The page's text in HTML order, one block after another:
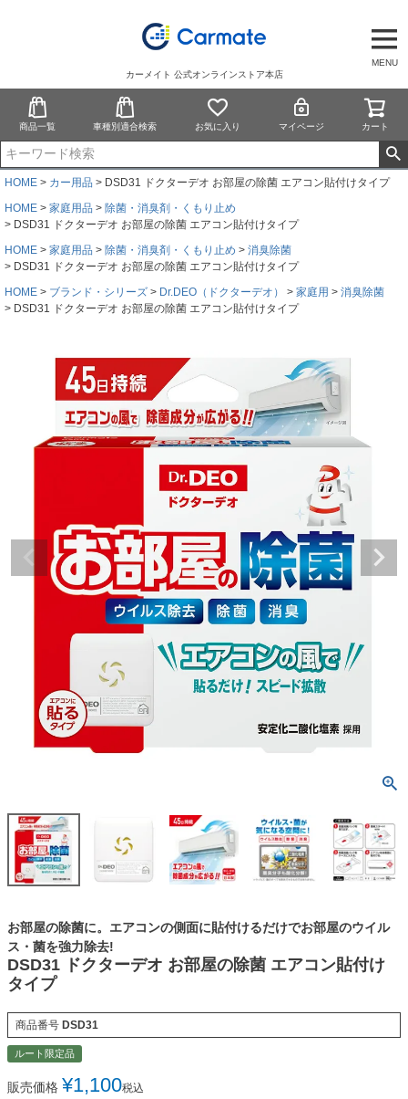
MENU
カーメイト 公式オンラインストア本店
商品一覧 車種別適合検索 お気に入り マイページ カート
HOME カー用品
DSD31 ドクターデオ お部屋の除菌 エアコン貼付けタイプ
HOME
家庭用品
除菌・消臭剤・くもり止め
DSD31 ドクターデオ お部屋の除菌 エアコン貼付けタイプ
HOME
家庭用品 除菌・消臭剤・くもり止め
消臭除菌
DSD31 ドクターデオ お部屋の除菌 エアコン貼付けタイプ
HOME
ブランド・シリーズ Dr.DEO（ドクターデオ） 家庭用
消臭除菌
DSD31 ドクターデオ お部屋の除菌 エアコン貼付けタイプ
お部屋の除菌に。エアコンの側面に貼付けるだけでお部屋のウイル
ス・菌を強力除去!
DSD31 ドクターデオ お部屋の除菌 エアコン貼付け
タイプ
商品番号 DSD31
ルート限定品
販売価格 ¥1,100税込